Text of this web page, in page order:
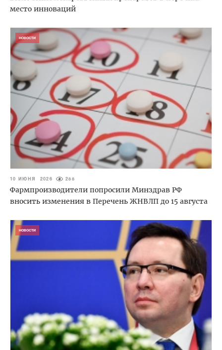
место инноваций
НОВОСТИ
10 ИЮНЯ 2026 288
Фармпроизводители попросили Минздрав РФ
вносить изменения в Перечень ЖНВЛП до 15 августа
НОВОСТИ